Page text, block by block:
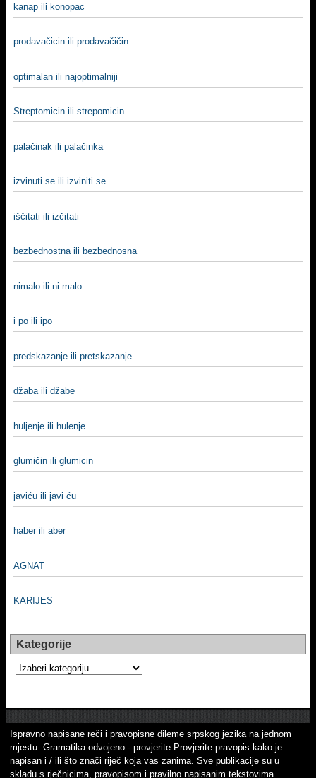
kanap ili konopac
prodavačicin ili prodavačičin
optimalan ili najoptimalniji
Streptomicin ili strepomicin
palačinak ili palačinka
izvinuti se ili izviniti se
iščitati ili izčitati
bezbednostna ili bezbednosna
nimalo ili ni malo
i po ili ipo
predskazanje ili pretskazanje
džaba ili džabe
huljenje ili hulenje
glumičin ili glumicin
javiću ili javi ću
haber ili aber
AGNAT
KARIJES
Kategorije
Kategorije
Ispravno napisane reči i pravopisne dileme srpskog jezika na jednom
mjestu. Gramatika odvojeno - provjerite Provjerite pravopis kako je
napisan i / ili što znači riječ koja vas zanima. Sve publikacije su u
skladu s rječnicima, pravopisom i pravilno napisanim tekstovima